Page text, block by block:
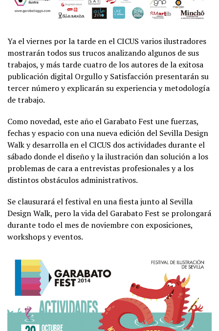
Ya el viernes por la tarde en el CICUS varios ilustradores
mostrarán todos sus trucos analizando algunos de sus
trabajos, y más tarde cuatro de los autores de la exitosa
publicación digital Orgullo y Satisfacción presentarán su
tercer número y explicarán su experiencia y metodología
de trabajo.
Como novedad, este año el Garabato Fest une fuerzas,
fechas y espacio con una nueva edición del Sevilla Design
Walk y desarrolla en el CICUS dos actividades durante el
sábado donde el diseño y la ilustración dan solución a los
problemas de cara a entrevistas profesionales y a los
distintos obstáculos administrativos.
Se clausurará el festival en una fiesta junto al Sevilla
Design Walk, pero la vida del Garabato Fest se prolongará
durante todo el mes de noviembre con exposiciones,
workshops y eventos.